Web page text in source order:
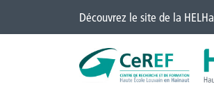
Découvrez le site de la HELHa